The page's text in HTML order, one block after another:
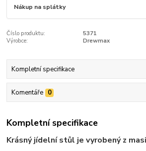
Nákup na splátky
Číslo produktu:
5371
Výrobce:
Drewmax
Kompletní specifikace
Komentáře 0
Kompletní specifikace
Krásný jídelní stůl je vyrobený z